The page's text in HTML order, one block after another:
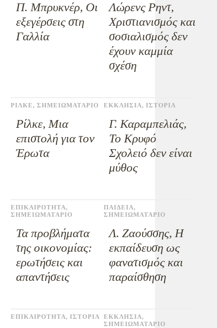
Π. Μπρυκνέρ, Οι
εξεγέρσεις στη
Γαλλία
Λώρενς Ρηντ,
Χριστιανισμός και
σοσιαλισμός δεν
έχουν καμμία
σχέση
ΡΙΛΚΕ,ΣΗΜΕΙΩΜΑΤΑΡΙΟ
Ρίλκε, Μια
επιστολή για τον
Έρωτα
ΕΚΚΛΗΣΙΑ, ΙΣΤΟΡΙΑ
Γ. Καραμπελιάς,
Το Κρυφό
Σχολειό δεν είναι
μύθος
ΕΠΙΚΑΙΡΟΤΗΤΑ,
ΣΗΜΕΙΩΜΑΤΑΡΙΟ
Τα προβλήματα
της οικονομίας:
ερωτήσεις και
απαντήσεις
ΠΑΙΔΕΙΑ,
ΣΗΜΕΙΩΜΑΤΑΡΙΟ
Λ. Ζαούσσης, Η
εκπαίδευση ως
φανατισμός και
παραίσθηση
ΕΠΙΚΑΙΡΟΤΗΤΑ, ΙΣΤΟΡΙΑ ΕΚΚΛΗΣΙΑ,
ΣΗΜΕΙΩΜΑΤΑΡΙΟ